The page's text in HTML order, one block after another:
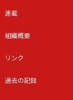
連載
組織概要
リンク
過去の記録